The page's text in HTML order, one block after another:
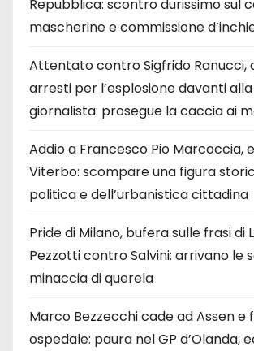
Repubblica: scontro durissimo sul
mascherine e commissione
Attentato contro Sigfrido Ranucci,
arresti per l’esplosione davanti
giornalista: prosegue la caccia ai
Addio a Francesco Pio Marcoccia,
Viterbo: scompare una figura
politica e dell’urbanistica cittadina
Pride di Milano, bufera sulle frasi di
Pezzotti contro Salvini: arrivano le
minaccia di querela
Marco Bezzecchi cade ad Assen e
ospedale: paura nel GP d’Olanda,